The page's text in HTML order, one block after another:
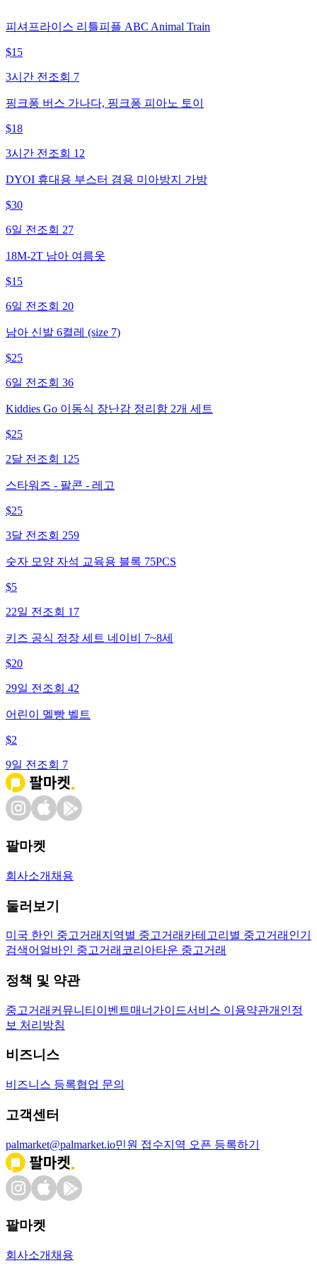
피셔프라이스 리틀피플 ABC Animal Train
$15
3시간 전 조회 7
핑크퐁 버스 가나다, 핑크퐁 피아노 토이
$18
3시간 전 조회 12
DYOI 휴대용 부스터 겸용 미아방지 가방
$30
6일 전 조회 27
18M-2T 남아 여름옷
$15
6일 전 조회 20
남아 신발 6켤레 (size 7)
$25
6일 전 조회 36
Kiddies Go 이동식 장난감 정리함 2개 세트
$25
2달 전 조회 125
스타워즈 - 팔콘 - 레고
$25
3달 전 조회 259
숫자 모양 자석 교육용 블록 75PCS
$5
22일 전 조회 17
키즈 공식 정장 세트 네이비 7~8세
$20
29일 전 조회 42
어린이 멜빵 벨트
$2
9일 전 조회 7
팔마켓
회사소개 채용
둘러보기
미국 한인 중고거래 지역별 중고거래 카테고리별 중고거래 인기
검색어 얼바인 중고거래 코리아타운 중고거래
정책 및 약관
중고거래 커뮤니티 이벤트매너가이드서비스 이용약관개인정
보 처리방침
비즈니스
비즈니스 등록협업 문의
고객센터
palmarket@palmarket.io민원 접수지역 오픈 등록하기
팔마켓
회사소개 채용